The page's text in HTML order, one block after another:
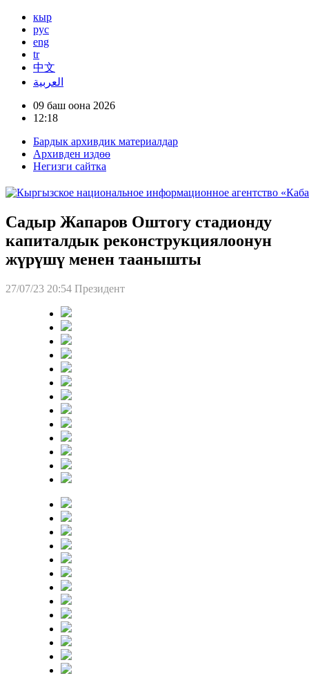
кыр
рус
eng
tr
中文
العربية
09 баш оона 2026
12:18
Бардык архивдик материалдар
Архивден издөө
Негизги сайтка
Садыр Жапаров Оштогу стадионду
капиталдык реконструкциялоонун
жүрүшү менен таанышты
27/07/23 20:54 Президент